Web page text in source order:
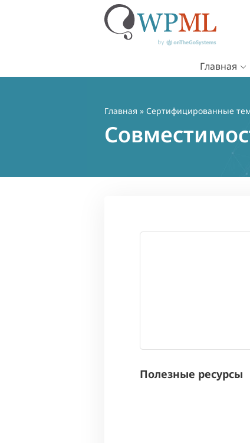
Главная
Главная » Сертифицированные
Полезные ресурсы